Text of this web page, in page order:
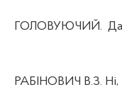
ГОЛОВУЮЧИЙ.
РАБІНОВИЧ В.З.